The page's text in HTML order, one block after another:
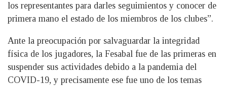
los representantes para darles seguimientos y conocer de
primera mano el estado de los miembros de los clubes”.
Ante la preocupación por salvaguardar la integridad
física de los jugadores, la Fesabal fue de las primeras en
suspender sus actividades debido a la pandemia del
COVID-19, y precisamente ese fue uno de los temas